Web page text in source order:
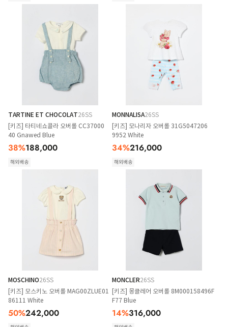
TARTINE ET CHOCOLAT26SS
[키즈] 타티네쇼콜라 오버롤 CC37000
40 Gnawed Blue
38%188,000
해외배송
MONNALISA26SS
[키즈] 모나리자 오버롤 31G5047206
9952 White
34%216,000
해외배송
MOSCHINO26SS
[키즈] 모스키노 오버롤 MAG00ZLUE01
86111 White
50%242,000
MONCLER26SS
[키즈] 몽클레어 오버롤 8M000158496F
F77 Blue
14%316,000